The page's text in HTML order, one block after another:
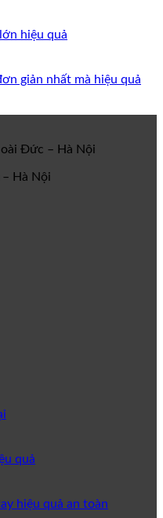
hiệu quả
giản nhất mà hiệu quả
Đức – Hà Nội
Hà Nội
quả
hiệu quả an toàn